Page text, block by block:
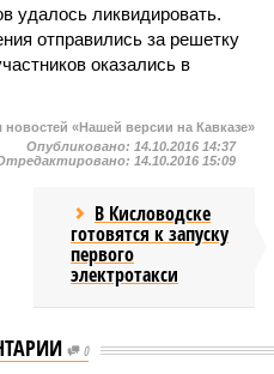
удалось ликвидировать.
отправились за решетку
оказались в
новостей «Нашей версии на Кавказе»
Опубликовано: 14.10.2016 14:37
14.10.2016 15:09
В Кисловодске
готовятся к запуску
первого
электротакси
0